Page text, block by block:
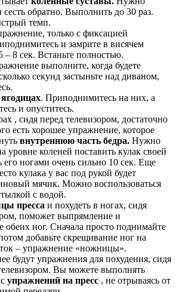
сесть обратно. Выполнить до 30 раз.
темп.
только с фиксацией
и замрите в висячем
8 сек. Встаньте полностью.
выполните, когда будете
секунд застыньте над диваном,
ягодицах. Приподнимитесь на них, а
и опуститесь.
, сидя перед телевизором, достаточно
есть хорошее упражнение, которое
внутреннюю часть бедра. Нужно
уровне коленей поставить кулак своей
ногами очень сильно 10 сек. Еще
кулака у вас под рукой будет
мячик. Можно воспользоваться
с водой.
пресса и похудеть в ногах, сидя
поможет выпрямление и
ног. Сначала просто поднимайте
добавьте скрещивание ног на
– упражнение «ножницы».
будут упражнения для похудения, сидя
Вы можете выполнять
упражнений на пресс , не отрываясь от